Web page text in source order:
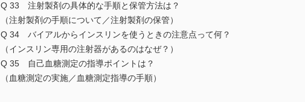
Q 33 注射製剤の具体的な手順と保管方法は？
（注射製剤の手順について／注射製剤の保管）
Q 34 バイアルからインスリンを使うときの注意点って何？
（インスリン専用の注射器があるのはなぜ？）
Q 35 自己血糖測定の指導ポイントは？
（血糖測定の実施／血糖測定指導の手順）